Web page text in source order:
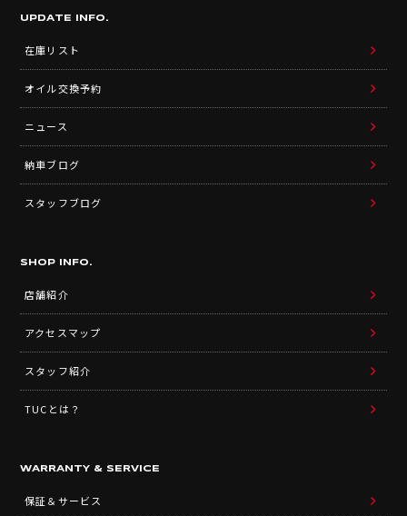
UPDATE INFO.
在庫リスト
オイル交換予約
ニュース
納車ブログ
スタッフブログ
SHOP INFO.
店舗紹介
アクセスマップ
スタッフ紹介
TUCとは？
WARRANTY & SERVICE
保証＆サービス